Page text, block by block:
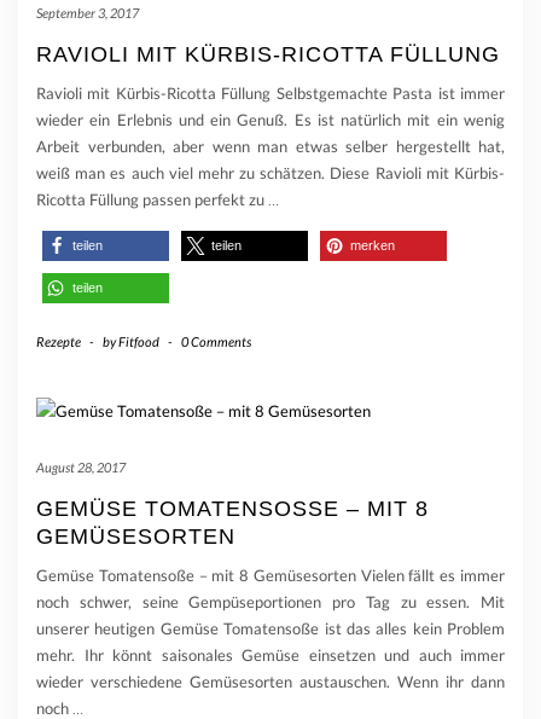
September 3, 2017
RAVIOLI MIT KÜRBIS-RICOTTA FÜLLUNG
Ravioli mit Kürbis-Ricotta Füllung Selbstgemachte Pasta ist immer
wieder ein Erlebnis und ein Genuß. Es ist natürlich mit ein wenig
Arbeit verbunden, aber wenn man etwas selber hergestellt hat,
weiß man es auch viel mehr zu schätzen. Diese Ravioli mit Kürbis-
Ricotta Füllung passen perfekt zu
teilen teilen merken
teilen
Rezepte - byFitfood - 0 Comments
August 28, 2017
GEMÜSE TOMATENSOSSE – MIT 8 G
EMÜSESORTEN
Gemüse Tomatensoße – mit 8 Gemüsesorten Vielen fällt es immer
noch schwer, seine Gempüseportionen pro Tag zu essen. Mit
unserer heutigen Gemüse Tomatensoße ist das alles kein Problem
mehr. Ihr könnt saisonales Gemüse einsetzen und auch immer
wieder verschiedene Gemüsesorten austauschen. Wenn ihr dann
noch